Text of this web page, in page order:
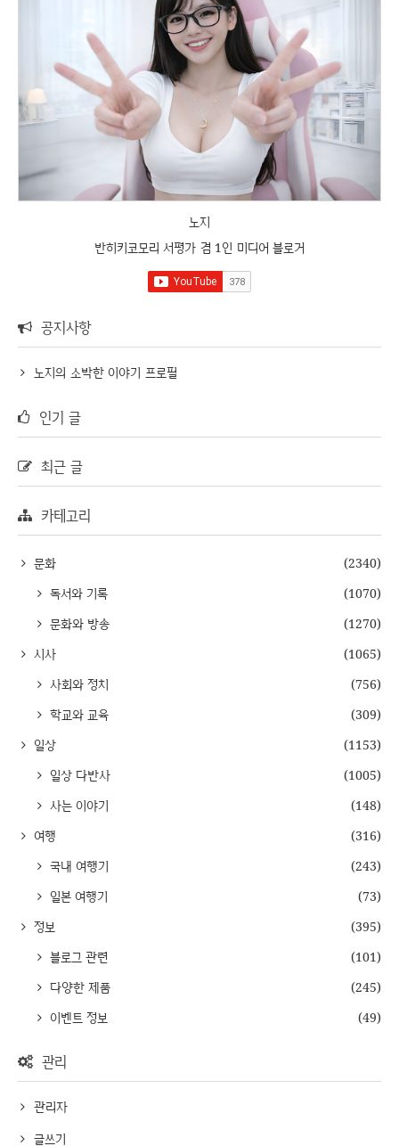
노지
반히키코모리 서평가 겸 1인 미디어 블로거
공지사항
노지의 소박한 이야기 프로필
인기 글
최근 글
카테고리
문화
(2340)
독서와 기록
(1070)
문화와 방송
(1270)
시사
(1065)
사회와 정치
(756)
학교와 교육
(309)
일상
(1153)
일상 다반사
(1005)
사는 이야기
(148)
여행
(316)
국내 여행기
(243)
일본 여행기
(73)
정보
(395)
블로그 관련
(101)
다양한 제품
(245)
이벤트 정보
(49)
관리
관리자
글쓰기